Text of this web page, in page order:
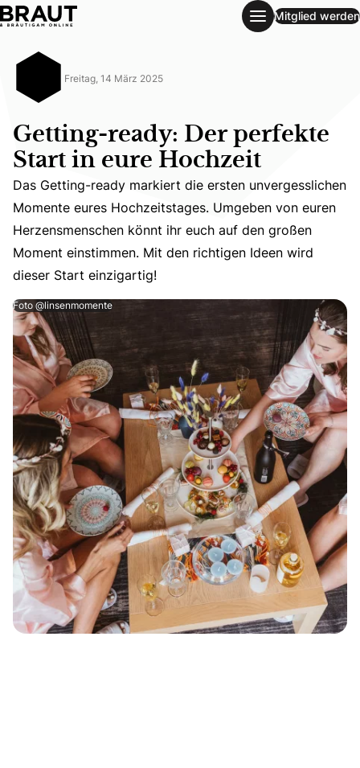
Getting-ready: Der perfekte Start in eure Hochzeit
Mitglied werden
Freitag, 14 März 2025
Getting-ready: Der perfekte
Start in eure Hochzeit
Das Getting-ready markiert die ersten unvergesslichen
Das Getting-ready markiert die ersten unvergesslichen
Momente eures Hochzeitstages. Umgeben von euren
Herzensmenschen könnt ihr euch auf den großen
Moment einstimmen. Mit den richtigen Ideen wird
dieser Start einzigartig!
Foto @linsenmomente